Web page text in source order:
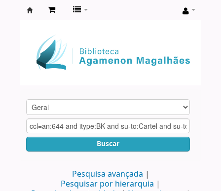
Agamenon
Magalhães
Buscar
Pesquisa avançada
Pesquisar por hierarquia